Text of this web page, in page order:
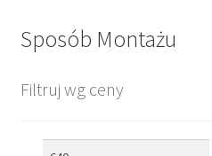
Sposób Montażu
Filtruj wg ceny
Cena